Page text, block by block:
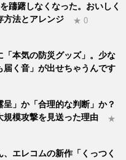
躊躇しなくなった。おいしく
方法とアレンジ
★ 0
「本気の防災グッズ」。少な
届く音」が出せちゃうんです
呈」か「合理的な判断」か？
規模攻撃を見送った理由
★
エレコムの新作「くっつく